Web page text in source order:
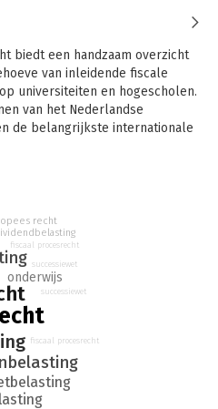
biedt een handzaam overzicht
van inleidende fiscale
universiteiten en hogescholen.
van het Nederlandse
de belangrijkste internationale
uitleg en de
direct tot de kern van de zaak.
of een snelle opfrissing
zijn bestemd voor studenten die
aan een universiteit of
onderwijs
recht
fiscaal procesrecht
successiewet
fiscaal procesrecht
successiewet